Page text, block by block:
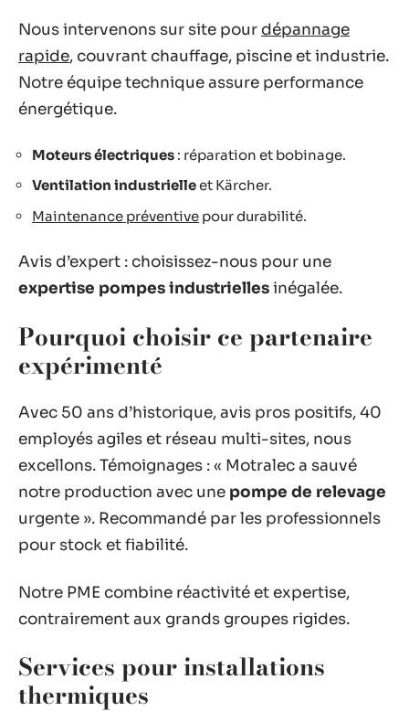
Nous intervenons sur site pour dépannage
rapide, couvrant chauffage, piscine et industrie.
Notre équipe technique assure performance
énergétique.
Moteurs électriques : réparation et bobinage.
Ventilation industrielleet Kärcher.
Maintenance préventive pour durabilité.
Avis d’expert : choisissez-nous pour une
expertise pompes industriellesinégalée.
Pourquoi choisir ce partenaire
expérimenté
Avec 50 ans d’historique, avis pros positifs, 40
employés agiles et réseau multi-sites, nous
excellons. Témoignages : « Motralec a sauvé
notre production avec une pompe de relevage
urgente ». Recommandé par les professionnels
pour stock et fiabilité.
Notre PME combine réactivité et expertise,
contrairement aux grands groupes rigides.
Services pour installations
thermiques